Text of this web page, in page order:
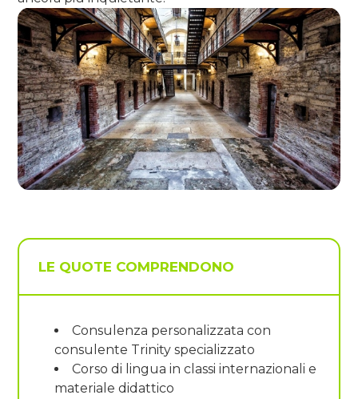
LE QUOTE COMPRENDONO
Consulenza personalizzata con
consulente Trinity specializzato
Corso di lingua in classi internazionali e
materiale didattico